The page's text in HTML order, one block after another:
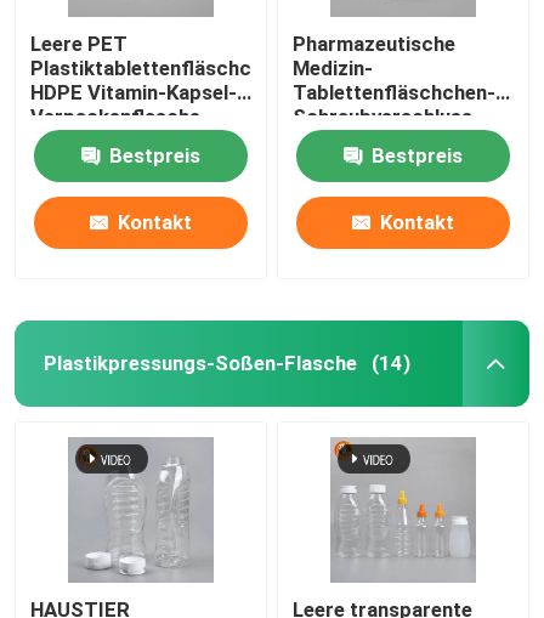
Leere PET
Plastiktablettenfläschchen
HDPE Vitamin-Kapsel-
Verpackenflasche
Bestpreis
Kontakt
Pharmazeutische
Medizin-
Tablettenfläschchen-
Schraubverschluss-
Pillen-Behälter
Bestpreis
Kontakt
Plastikpressungs-Soßen-Flasche (14)
HAUSTIER
Leere transparente